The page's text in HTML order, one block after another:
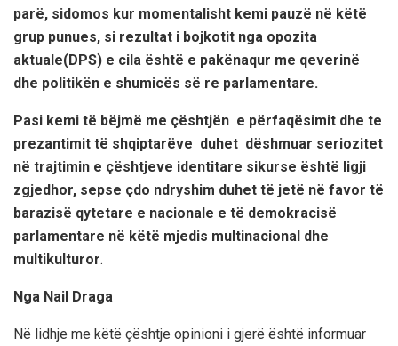
parë, sidomos kur momentalisht kemi pauzë në këtë
grup punues, si rezultat i bojkotit nga opozita
aktuale(DPS) e cila është e pakënaqur me qeverinë
dhe politikën e shumicës së re parlamentare.
Pasi kemi të bëjmë me çështjën e përfaqësimit dhe te
prezantimit të shqiptarëve duhet dëshmuar seriozitet
në trajtimin e çështjeve identitare sikurse është ligji
zgjedhor, sepse çdo ndryshim duhet të jetë në favor të
barazisë qytetare e nacionale e të demokracisë
parlamentare në këtë mjedis multinacional dhe
multikulturor.
Nga Nail Draga
Në lidhje me këtë çështje opinioni i gjerë është informuar